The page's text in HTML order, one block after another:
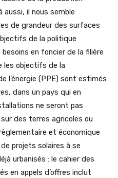
aussi, il nous semble
de grandeur des surfaces
de la politique
en foncier de la filière
les objectifs de la
l’énergie (PPE) sont estimés
dans un pays qui en
ne seront pas
des terres agricoles ou
et économique
projets solaires à se
urbanisés : le cahier des
en appels d’offres inclut